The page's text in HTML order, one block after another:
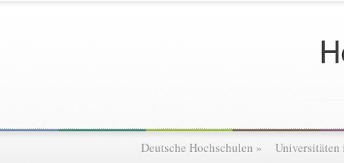
Deutsche Hochschulen » Universitäten